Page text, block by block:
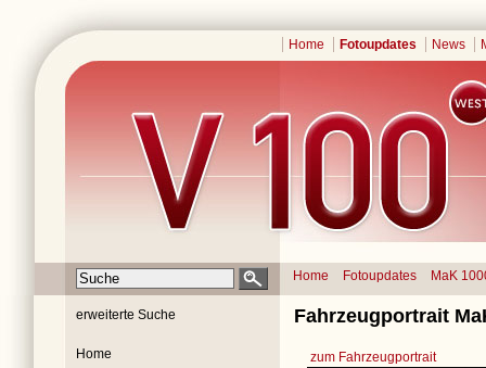
Home Fotoupdates News
Home Fotoupdates MaK
erweiterte Suche
Home
Fahrzeugportrait
zum Fahrzeugportrait